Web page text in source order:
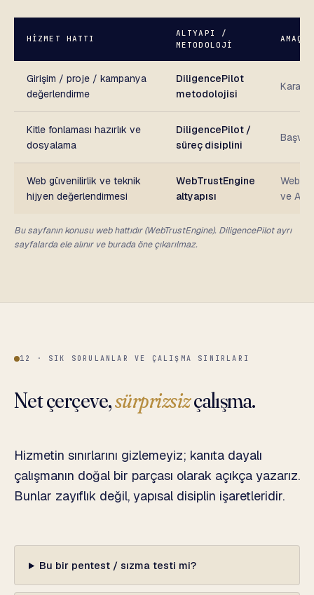
HIZMET HATTI
ALTYAPI /
METODOLOJI
AMAÇ
Girişim / proje / kampanya
değerlendirme
DiligencePilot
metodolojisi
Karar
Kitle fonlaması hazırlık ve
dosyalama
DiligencePilot /
süreç disiplini
Web güvenilirlik ve teknik
hijyen değerlendirmesi
WebTrustEngine
altyapısı
Web
ve AI-
Bu sayfanın konusu web hattıdır (WebTrustEngine). DiligencePilot ayrı
sayfalarda ele alınır ve burada öne çıkarılmaz.
12 · SIK SORULANLAR VE ÇALIŞMA SINIRLARI
Net çerçeve,sürprizsizçalışma.
Hizmetin sınırlarını gizlemeyiz; kanıta dayalı
çalışmanın doğal bir parçası olarak açıkça yazarız.
Bunlar zayıflık değil, yapısal disiplin işaretleridir.
Bu bir pentest / sızma testi mi?